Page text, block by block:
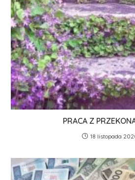
PRACA Z
18 listopada